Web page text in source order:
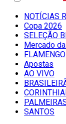
NOTÍCIAS
Copa 2026
SELEÇÃO
Mercado
FLAMENGO
Apostas
AO VIVO
SANTOS